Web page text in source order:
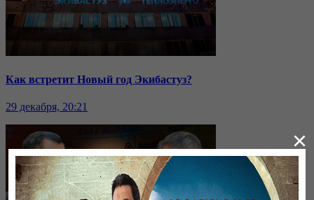
Как встретит Новый год Экибастуз?
29 декабря, 20:21
×